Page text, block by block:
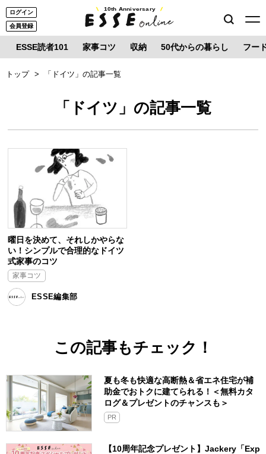
ログイン
会員登録
10th Anniversary
ESSE読者101 家事コツ 収納 50代からの暮らし フー
トップ 「ドイツ」の記事一覧
「ドイツ」の記事一覧
曜日を決めて、それしかやらな
い！シンプルで合理的なドイツ
式家事のコツ
家事コツ
ESSE編集部
この記事もチェック！
夏も冬も快適な高断熱＆省エネ住宅が補
助金でおトクに建てられる！＜無料カタ
ログ＆プレゼントのチャンスも＞
PR
【10周年記念プレゼント】Jackery「Exp